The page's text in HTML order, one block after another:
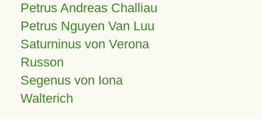
Petrus Andreas Challiau
Petrus Nguyen Van Luu
Saturninus von Verona
Russon
Segenus von Iona
Walterich